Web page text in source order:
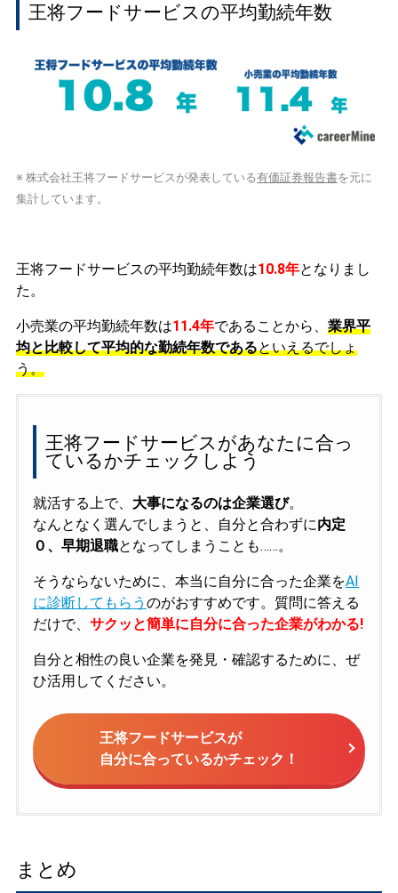
王将フードサービスの平均勤続年数
※ 株式会社王将フードサービスが発表している有価証券報告書を元に
集計しています。
王将フードサービスの平均勤続年数は10.8年となりまし
た。
小売業の平均勤続年数は11.4年であることから、 業界平
均と比較して平均的な勤続年数であるといえるでしょ
う。
王将フードサービスがあなたに合っ
ているかチェックしよう
就活する上で、 大事になるのは企業選び。
なんとなく選んでしまうと、自分と合わずに内定
０、早期退職となってしまうことも……。
そうならないために、本当に自分に合った企業をAI
に診断してもらう のがおすすめです。質問に答える
だけで、 サクッと簡単に自分に合った企業がわかる!
自分と相性の良い企業を発見・確認するために、ぜ
ひ活用してください。
王将フードサービスが
自分に合っているかチェック！
まとめ